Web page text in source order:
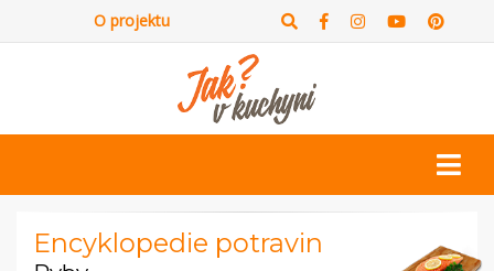
O projektu
Encyklopedie potravin